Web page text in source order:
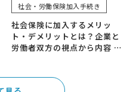
社会・労働保険加入手続き
社会保険に加入するメリッ
ト・デメリットとは？企業と
労働者双方の視点から内容 …